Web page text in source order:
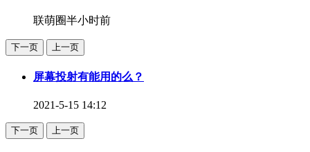
联萌圈半小时前
下一页 上一页
屏幕投射有能用的么？
2021-5-15 14:12
下一页 上一页